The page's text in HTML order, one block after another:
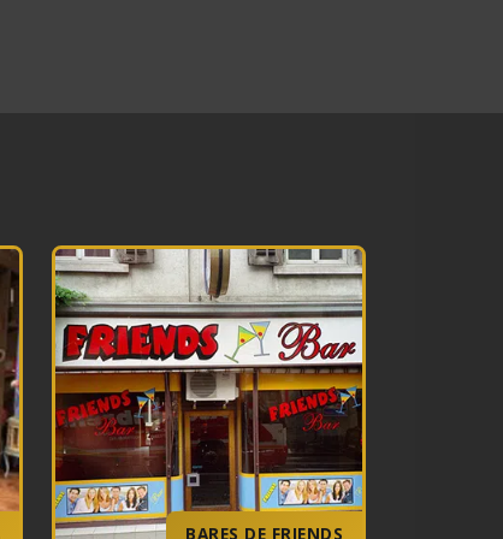
BARES DE FRIENDS